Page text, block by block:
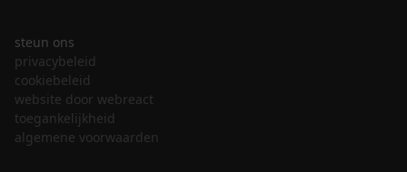
steun ons
privacybeleid
cookiebeleid
website door webreact
toegankelijkheid
algemene voorwaarden